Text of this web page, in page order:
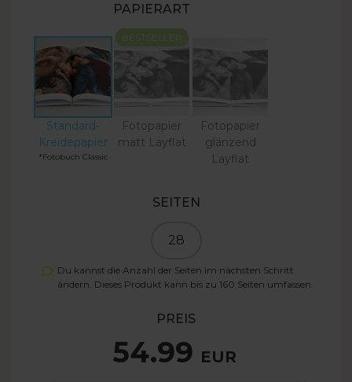
PAPIERART
Standard-
Kreidepapier
*Fotobuch Classic
BESTSELLER
Fotopapier
matt Layflat
Fotopapier
glänzend
Layflat
SEITEN
28
Du kannst die Anzahl der Seiten im nächsten Schritt
ändern. Dieses Produkt kann bis zu 160 Seiten umfassen.
PREIS
54.99 EUR